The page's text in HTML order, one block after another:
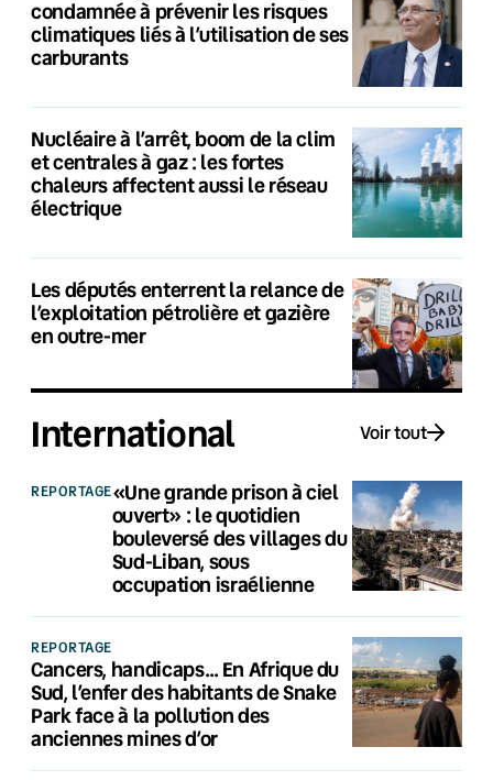
condamnée à prévenir les risques
climatiques liés à l’utilisation de ses
carburants
Nucléaire à l’arrêt, boom de la clim
et centrales à gaz : les fortes
chaleurs affectent aussi le réseau
électrique
Les députés enterrent la relance de
l’exploitation pétrolière et gazière
en outre-mer
International Voir tout
REPORTAGE«Une grande prison à ciel
ouvert» : le quotidien
bouleversé des villages du
Sud-Liban, sous
occupation israélienne
REPORTAGE
Cancers, handicaps… En Afrique du
Sud, l’enfer des habitants de Snake
Park face à la pollution des
anciennes mines d’or